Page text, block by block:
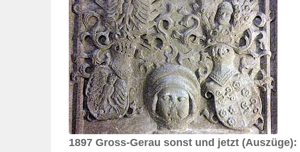
1897 Gross-Gerau sonst und jetzt (Auszüge):